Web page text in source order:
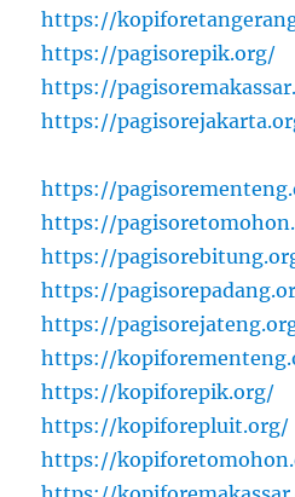
https://
https://pagisorepik.org/
https://
https://
https://
https://
https://
https://
https://
https://
https://kopiforepik.org/
https://kopiforepluit.org/
https://